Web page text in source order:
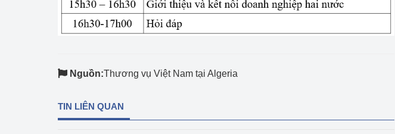
Ngành Công Thương đưa nghị quyết
Đại hội XIV của Đảng vào cuộc sống
Nguồn:Thương vụ Việt Nam tại Algeria
TIN LIÊN QUAN